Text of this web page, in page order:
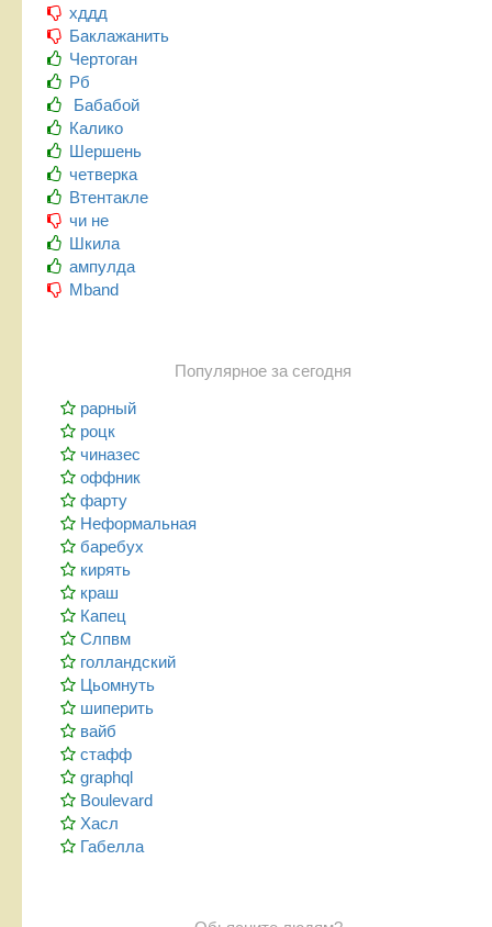
хддд
Баклажанить
Чертоган
Рб
Бабабой
Калико
Шершень
четверка
Втентакле
чи не
Шкила
ампулда
Mband
Популярное за сегодня
рарный
роцк
чиназес
оффник
фарту
Неформальная
баребух
кирять
краш
Капец
Слпвм
голландский
Цьомнуть
шиперить
вайб
стафф
graphql
Boulevard
Хасл
Габелла